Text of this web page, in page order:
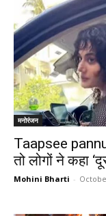
मनोरंजन
Taapsee pannu
तो लोगों ने कहा
Mohini Bharti -